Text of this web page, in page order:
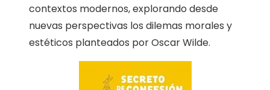
contextos modernos, explorando desde
nuevas perspectivas los dilemas morales y
estéticos planteados por Oscar Wilde.